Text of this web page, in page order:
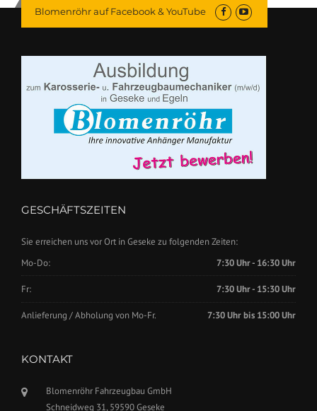
Blomenröhr auf Facebook & YouTube
GESCHÄFTSZEITEN
Sie erreichen uns vor Ort in Geseke zu folgenden Zeiten:
Mo-Do:
7:30 Uhr - 16:30 Uhr
Fr: 7:30 Uhr - 15:30 Uhr
Anlieferung / Abholung von Mo-Fr. 7:30 Uhr bis 15:00 Uhr
KONTAKT
Blomenröhr Fahrzeugbau GmbH
Schneidweg 31, 59590 Geseke